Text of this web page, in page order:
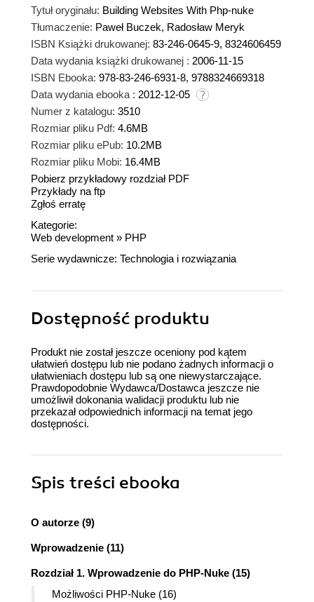
Tytuł oryginału: Building Websites With Php-nuke
Tłumaczenie: Paweł Buczek, Radosław Meryk
ISBN Książki drukowanej: 83-246-0645-9, 8324606459
Data wydania książki drukowanej : 2006-11-15
ISBN Ebooka: 978-83-246-6931-8, 9788324669318
Data wydania ebooka : 2012-12-05
Numer z katalogu: 3510
Rozmiar pliku Pdf: 4.6MB
Rozmiar pliku ePub: 10.2MB
Rozmiar pliku Mobi: 16.4MB
Pobierz przykładowy rozdział PDF
Przykłady na ftp
Zgłoś erratę
Kategorie:
Web development » PHP
Serie wydawnicze: Technologia i rozwiązania
Dostępność produktu
Produkt nie został jeszcze oceniony pod kątem
ułatwień dostępu lub nie podano żadnych informacji o
ułatwieniach dostępu lub są one niewystarczające.
Prawdopodobnie Wydawca/Dostawca jeszcze nie
umożliwił dokonania walidacji produktu lub nie
przekazał odpowiednich informacji na temat jego
dostępności.
Spis treści ebooka
O autorze (9)
Wprowadzenie (11)
Rozdział 1. Wprowadzenie do PHP-Nuke (15)
Możliwości PHP-Nuke (16)